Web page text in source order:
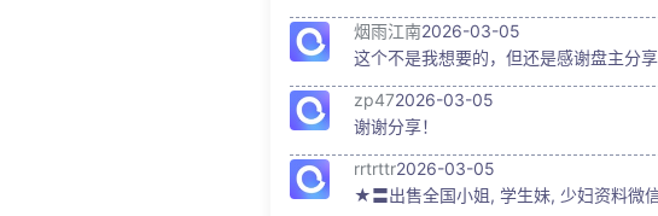
烟雨江南2026-03-05
这个不是我想要的，但还是感谢盘主分享
zp472026-03-05
谢谢分享！
rrtrttr2026-03-05
★〓出售全国小姐, 学生妹, 少妇资料微